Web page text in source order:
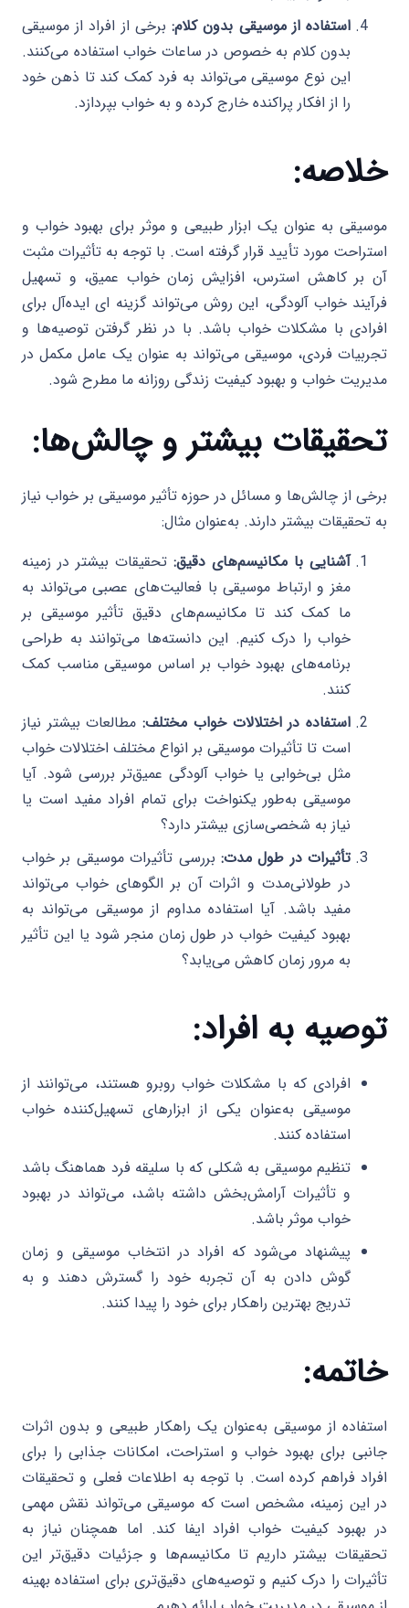
استفاده از موسیقی بدون کلام:برخی از افراد از موسیقی
بدون کلام به خصوص در ساعات خواب استفاده می‌کنند.
این نوع موسیقی می‌تواند به فرد کمک کند تا ذهن خود
را از افکار پراکنده خارج کرده و به خواب بپردازد.
خلاصه:
موسیقی به عنوان یک ابزار طبیعی و موثر برای بهبود خواب و
استراحت مورد تأیید قرار گرفته است. با توجه به تأثیرات مثبت
آن بر کاهش استرس، افزایش زمان خواب عمیق، و تسهیل
فرآیند خواب آلودگی، این روش می‌تواند گزینه ای ایده‌آل برای
افرادی با مشکلات خواب باشد. با در نظر گرفتن توصیه‌ها و
تجربیات فردی، موسیقی می‌تواند به عنوان یک عامل مکمل در
مدیریت خواب و بهبود کیفیت زندگی روزانه ما مطرح شود.
تحقیقات بیشتر و چالش‌ها:
برخی از چالش‌ها و مسائل در حوزه تأثیر موسیقی بر خواب نیاز
به تحقیقات بیشتر دارند. به‌عنوان مثال:
آشنایی با مکانیسم‌های دقیق: تحقیقات بیشتر در زمینه
مغز و ارتباط موسیقی با فعالیت‌های عصبی می‌تواند به
ما کمک کند تا مکانیسم‌های دقیق تأثیر موسیقی بر
خواب را درک کنیم. این دانسته‌ها می‌توانند به طراحی
برنامه‌های بهبود خواب بر اساس موسیقی مناسب کمک
کنند.
استفاده در اختلالات خواب مختلف:مطالعات بیشتر نیاز
است تا تأثیرات موسیقی بر انواع مختلف اختلالات خواب
مثل بی‌خوابی یا خواب آلودگی عمیق‌تر بررسی شود. آیا
موسیقی به‌طور یکنواخت برای تمام افراد مفید است یا
نیاز به شخصی‌سازی بیشتر دارد؟
تأثیرات در طول مدت: بررسی تأثیرات موسیقی بر خواب
در طولانی‌مدت و اثرات آن بر الگوهای خواب می‌تواند
مفید باشد. آیا استفاده مداوم از موسیقی می‌تواند به
بهبود کیفیت خواب در طول زمان منجر شود یا این تأثیر
به مرور زمان کاهش می‌یابد؟
توصیه به افراد:
افرادی که با مشکلات خواب روبرو هستند، می‌توانند از
موسیقی به‌عنوان یکی از ابزارهای تسهیل‌کننده خواب
استفاده کنند.
تنظیم موسیقی به شکلی که با سلیقه فرد هماهنگ باشد
و تأثیرات آرامش‌بخش داشته باشد، می‌تواند در بهبود
خواب موثر باشد.
پیشنهاد می‌شود که افراد در انتخاب موسیقی و زمان
گوش دادن به آن تجربه خود را گسترش دهند و به
تدریج بهترین راهکار برای خود را پیدا کنند.
خاتمه:
استفاده از موسیقی به‌عنوان یک راهکار طبیعی و بدون اثرات
جانبی برای بهبود خواب و استراحت، امکانات جذابی را برای
افراد فراهم کرده است. با توجه به اطلاعات فعلی و تحقیقات
در این زمینه، مشخص است که موسیقی می‌تواند نقش مهمی
در بهبود کیفیت خواب افراد ایفا کند. اما همچنان نیاز به
تحقیقات بیشتر داریم تا مکانیسم‌ها و جزئیات دقیق‌تر این
تأثیرات را درک کنیم و توصیه‌های دقیق‌تری برای استفاده بهینه